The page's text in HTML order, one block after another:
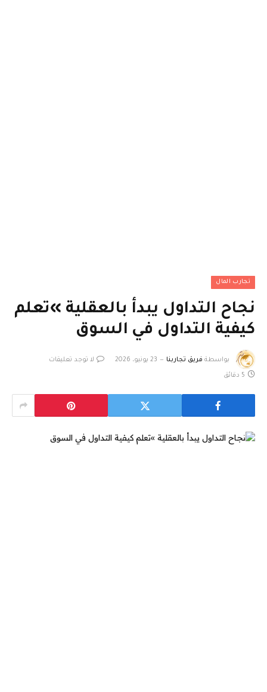
تجارب المال
نجاح التداول يبدأ بالعقلية »تعلم
كيفية التداول في السوق
بواسطة فريق تجاربنا 23 يونيو، 2026 لا توجد تعليقات
5 دقائق